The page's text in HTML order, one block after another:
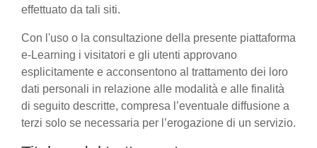
effettuato da tali siti.
Con l'uso o la consultazione della presente piattaforma
e-Learning i visitatori e gli utenti approvano
esplicitamente e acconsentono al trattamento dei loro
dati personali in relazione alle modalità e alle finalità
di seguito descritte, compresa l’eventuale diffusione a
terzi solo se necessaria per l’erogazione di un servizio.